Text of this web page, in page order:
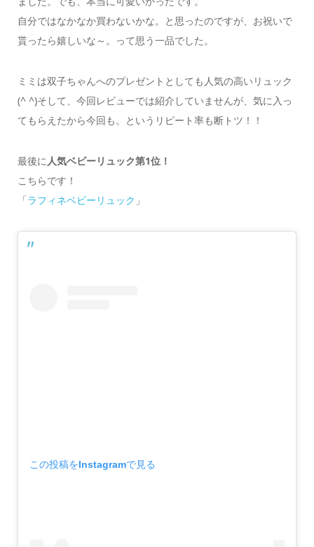
自分ではなかなか買わないかな。と思ったのですが、お祝いで
貰ったら嬉しいな～。って思う一品でした。
ミミは双子ちゃんへのプレゼントとしても人気の高いリュック
(^ ^)そして、今回レビューでは紹介していませんが、気に入っ
てもらえたから今回も。というリピート率も断トツ！！
最後に人気ベビーリュック第1位！
こちらです！
「ラフィネベビーリュック 」
この投稿をInstagramで見る